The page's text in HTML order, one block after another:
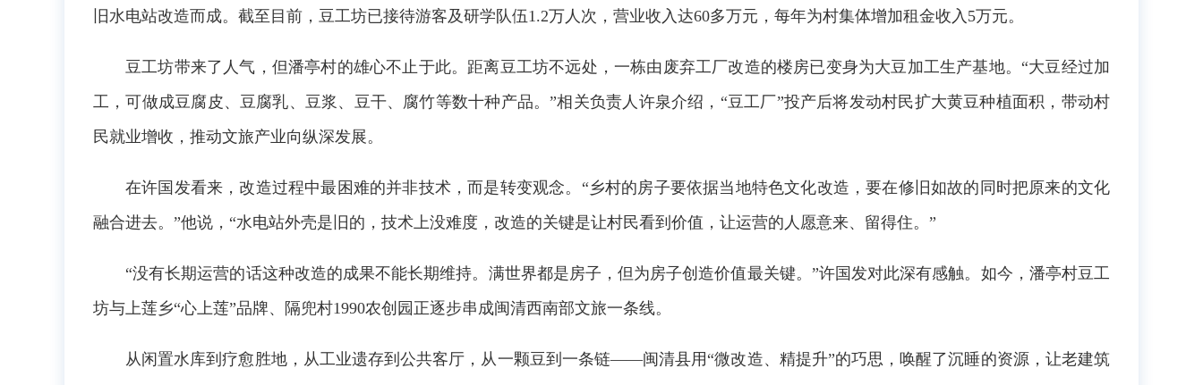
旧水电站改造而成。截至目前，豆工坊已接待游客及研学队伍1.2万人次，营业收入达60多万元，每年为村集体增加租金收入5万元。
豆工坊带来了人气，但潘亭村的雄心不止于此。距离豆工坊不远处，一栋由废弃工厂改造的楼房已变身为大豆加工生产基地。“大豆经过加
工，可做成豆腐皮、豆腐乳、豆浆、豆干、腐竹等数十种产品。”相关负责人许泉介绍，“豆工厂”投产后将发动村民扩大黄豆种植面积，带动村
民就业增收，推动文旅产业向纵深发展。
在许国发看来，改造过程中最困难的并非技术，而是转变观念。“乡村的房子要依据当地特色文化改造，要在修旧如故的同时把原来的文化
融合进去。”他说，“水电站外壳是旧的，技术上没难度，改造的关键是让村民看到价值，让运营的人愿意来、留得住。”
“没有长期运营的话这种改造的成果不能长期维持。满世界都是房子，但为房子创造价值最关键。”许国发对此深有感触。如今，潘亭村豆工
坊与上莲乡“心上莲”品牌、隔兜村1990农创园正逐步串成闽清西南部文旅一条线。
从闲置水库到疗愈胜地，从工业遗存到公共客厅，从一颗豆到一条链——闽清县用“微改造、精提升”的巧思，唤醒了沉睡的资源，让老建筑